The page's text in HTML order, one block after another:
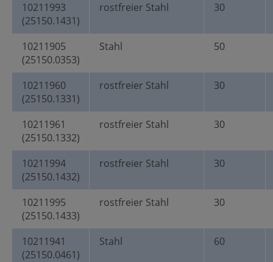
10211993
(25150.1431)
rostfreier Stahl 30
10211905
(25150.0353)
Stahl 50
10211960
(25150.1331)
rostfreier Stahl 30
10211961
(25150.1332)
rostfreier Stahl 30
10211994
(25150.1432)
rostfreier Stahl 30
10211995
(25150.1433)
rostfreier Stahl 30
10211941
(25150.0461)
Stahl 60